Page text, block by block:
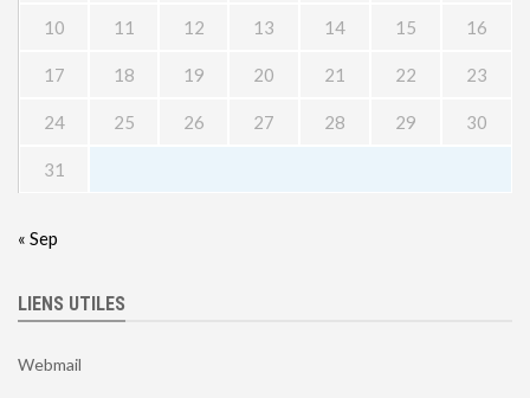
10 11 12 13 14 15 16
17 18 19 20 21 22 23
24 25 26 27 28 29 30
31
« Sep
LIENS UTILES
Webmail